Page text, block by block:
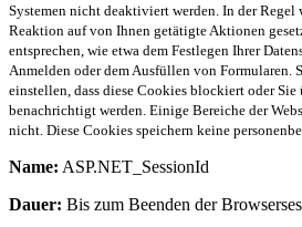
Systemen nicht deaktiviert werden. In der Regel
Reaktion auf von Ihnen getätigte Aktionen
entsprechen, wie etwa dem Festlegen Ihrer
Anmelden oder dem Ausfüllen von Formularen.
einstellen, dass diese Cookies blockiert oder Sie
benachrichtigt werden. Einige Bereiche der
nicht. Diese Cookies speichern keine
Name: ASP.NET_SessionId
Dauer: Bis zum Beenden der